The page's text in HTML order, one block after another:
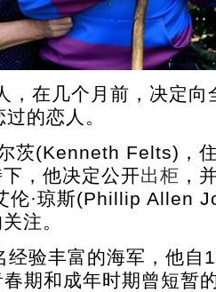
在几个月前，决定向
的恋人。
茨(Kenneth Felts)，
，他决定公开出柜 ，
伦·琼斯(Phillip Allen
注。
验丰富的海军，他自
期和成年时期曾短暂